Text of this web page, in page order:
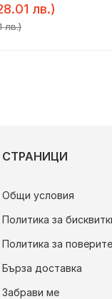
лв.)
лв.)
СТРАНИЦИ
Общи условия
Политика за
Политика за
Бърза доставка
Забрави ме